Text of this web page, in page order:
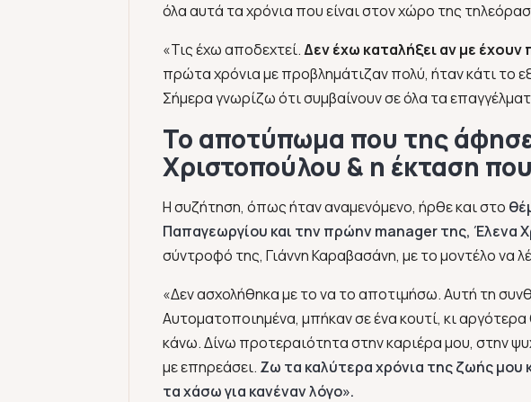
όλα αυτά τα χρόνια που είναι στον χώρο της
«Τις έχω αποδεχτεί.Δεν έχω καταλήξει αν με
πρώτα χρόνια με προβλημάτιζαν πολύ, ήταν κάτι
Σήμερα γνωρίζω ότι συμβαίνουν σε όλα τα
Το αποτύπωμα που της
Χριστοπούλου & η έκταση
Η συζήτηση, όπως ήταν αναμενόμενο, ήρθε και στο
Παπαγεωργίου και την πρώην manager της, Έλενα
σύντροφό της, Γιάννη Καραβασάνη, με το μοντέλο να
«Δεν ασχολήθηκα με το να το αποτιμήσω. Αυτή τη
Αυτοματοποιημένα, μπήκαν σε ένα κουτί, κι
κάνω. Δίνω προτεραιότητα στην καριέρα μου, στην
με επηρεάσει. Ζω τα καλύτερα χρόνια της ζωής μου
τα χάσω για κανέναν λόγο».